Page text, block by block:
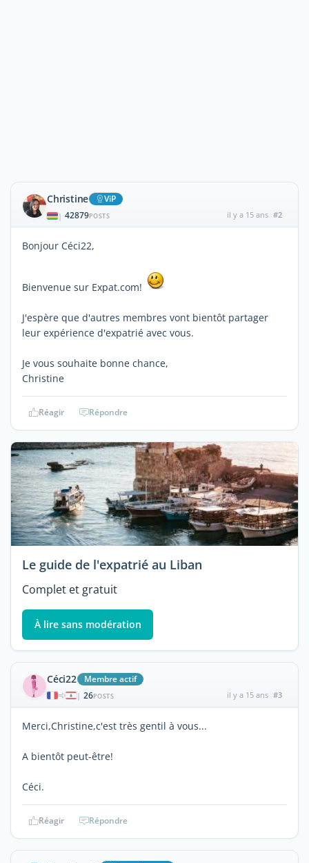
Christine ViP
| 42879POSTS il y a 15 ans #2
Bonjour Céci22,
Bienvenue sur Expat.com!
J'espère que d'autres membres vont bientôt partager
leur expérience d'expatrié avec vous.
Je vous souhaite bonne chance,
Christine
Réagir Répondre
Le guide de l'expatrié au Liban
Complet et gratuit
À lire sans modération
Céci22 Membre actif
| 26POSTS il y a 15 ans #3
Merci,Christine,c'est très gentil à vous...
A bientôt peut-être!
Céci.
Réagir Répondre